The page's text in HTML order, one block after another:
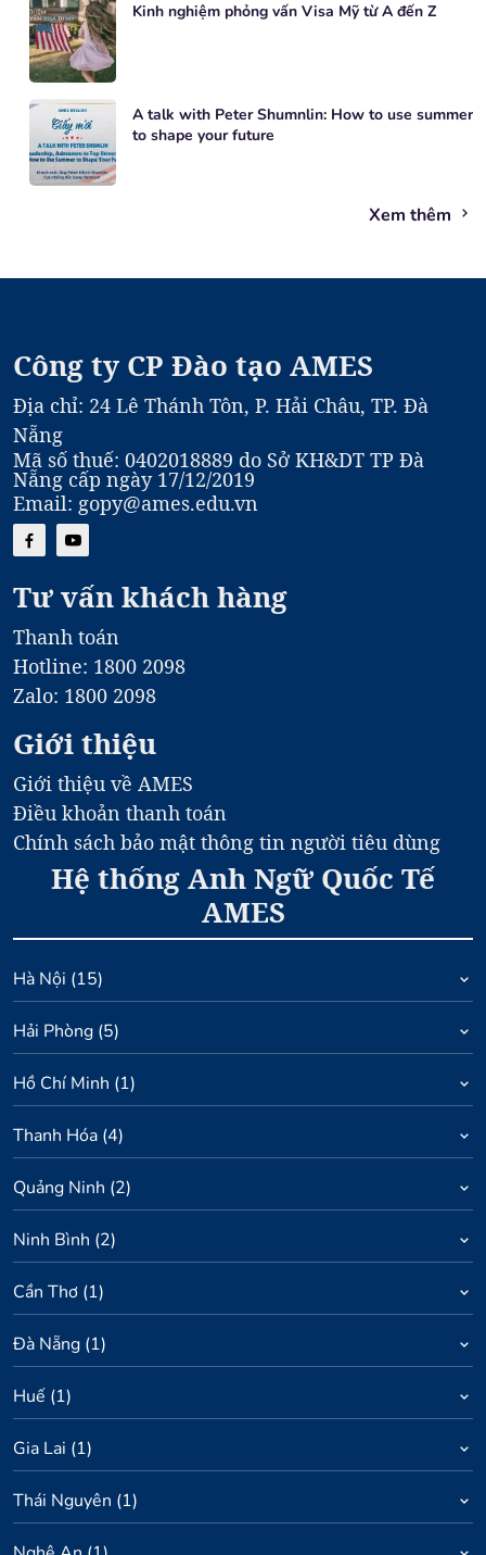
Kinh nghiệm phỏng vấn Visa Mỹ từ A đến Z
A talk with Peter Shumnlin: How to use summer
to shape your future
Xem thêm
Công ty CP Đào tạo AMES
Địa chỉ: 24 Lê Thánh Tôn, P. Hải Châu, TP. Đà
Nẵng
Mã số thuế: 0402018889 do Sở KH&DT TP Đà
Nẵng cấp ngày 17/12/2019
Email: gopy@ames.edu.vn
Tư vấn khách hàng
Thanh toán
Hotline: 1800 2098
Zalo: 1800 2098
Giới thiệu
Giới thiệu về AMES
Điều khoản thanh toán
Chính sách bảo mật thông tin người tiêu dùng
Hệ thống Anh Ngữ Quốc Tế
AMES
Hà Nội (15)
Hải Phòng (5)
Hồ Chí Minh (1)
Thanh Hóa (4)
Quảng Ninh (2)
Ninh Bình (2)
Cần Thơ (1)
Đà Nẵng (1)
Huế (1)
Gia Lai (1)
Thái Nguyên (1)